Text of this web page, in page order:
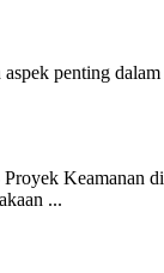
penting dalam
Keamanan di
...